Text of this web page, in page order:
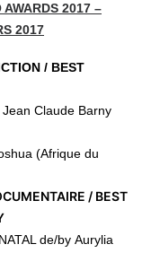
2017 –
2017
/ BEST
Claude Barny
(Afrique du
/ BEST
de/by Aurylia